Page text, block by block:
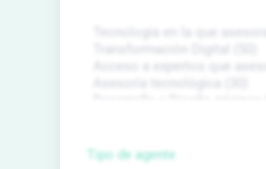
Tipo de agente